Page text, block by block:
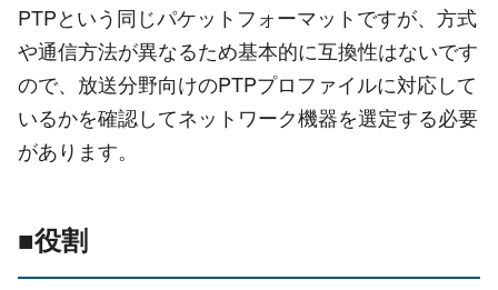
PTPという同じパケットフォーマットですが、方式
や通信方法が異なるため基本的に互換性はないです
ので、放送分野向けのPTPプロファイルに対応して
いるかを確認してネットワーク機器を選定する必要
があります。
■役割